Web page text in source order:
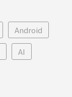
Android
AI